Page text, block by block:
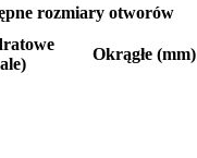
rozmiary otworów
Okrągłe (mm)